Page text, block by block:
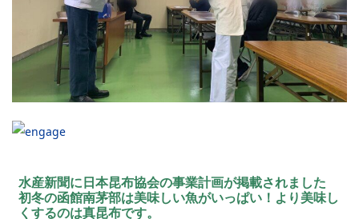
水産新聞に日本昆布協会の事業計画が掲載されました
初冬の函館南茅部は美味しい魚がいっぱい！より美味し
くするのは真昆布です。